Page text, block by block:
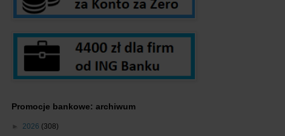
Promocje bankowe: archiwum
► 2026 (308)